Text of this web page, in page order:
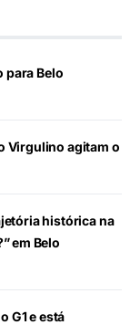
para Belo
Virgulino agitam o
histórica na
em Belo
G1 e está